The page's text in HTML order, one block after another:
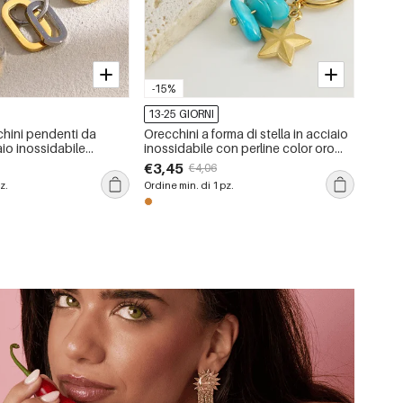
pendenti da
inossidabile
stelle casual color
-15%
13-25 GIORNI
Orecchini a forma di stella in acciaio
inossidabile con perline color oro
impermeabili
€3,45 €4,06
Ordine min. di 1 pz.